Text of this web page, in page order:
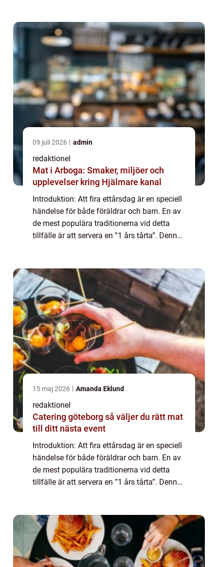
09 juli 2026 admin
redaktionel
Mat i Arboga: Smaker, miljöer och
upplevelser kring Hjälmare kanal
Introduktion: Att fira ettårsdag är en speciell
händelse för både föräldrar och barn. En av
de mest populära traditionerna vid detta
tillfälle är att servera en ”1 års tårta”. Denna
15 maj 2026 Amanda Eklund
redaktionel
Catering göteborg så väljer du rätt mat
till ditt nästa event
Introduktion: Att fira ettårsdag är en speciell
händelse för både föräldrar och barn. En av
de mest populära traditionerna vid detta
tillfälle är att servera en ”1 års tårta”. Denna